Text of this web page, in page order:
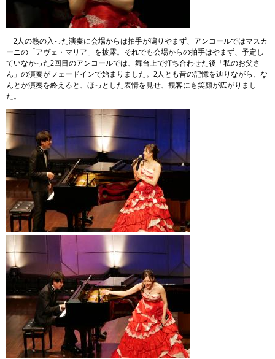
2人の熱の入った演奏に会場からは拍手が鳴りやまず、アンコールではマスカ
ーニの「アヴェ・マリア」を披露。それでも会場からの拍手はやまず、予定し
ていなかった2回目のアンコールでは、舞台上で打ち合わせた後「私のお父さ
ん」の演奏がフェードインで始まりました。2人とも昔の記憶を辿りながら、な
んとか演奏を終えると、ほっとした表情を見せ、観客にも笑顔が広がりまし
た。